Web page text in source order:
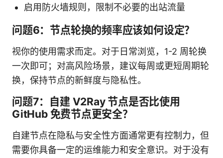
启用防火墙规则，限制不必要的出站流量
问题6：节点轮换的频率应该如何设定？
视你的使用需求而定。对于日常浏览，1-2 周轮换
一次即可；对高风险场景，建议每周或更短周期轮
换，保持节点的新鲜度与隐私性。
问题7：自建 V2Ray 节点是否比使用
GitHub 免费节点更安全？
自建节点在隐私与安全性方面通常更有控制力，但
需要你具备一定的运维能力和安全意识。对于没有